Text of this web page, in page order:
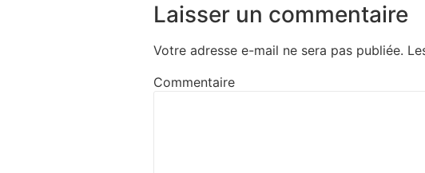
Laisser un commentaire
Votre adresse e-mail ne sera pas publiée.
Commentaire